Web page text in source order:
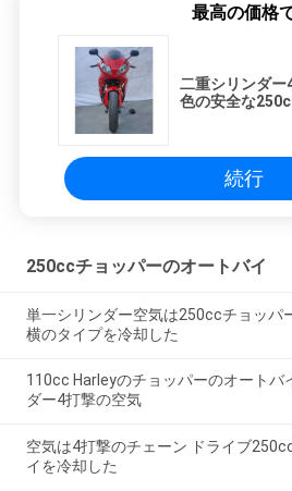
最高の価格
二重シリンダー
色の安全な
続行
250ccチョッパーのオートバイ
単一シリンダー空気は250ccチョッパ
横のタイプを冷却した
110cc Harleyのチョッパーのオートバ
ダー4打撃の空気
空気は4打撃のチェーン ドライブ
イを冷却した